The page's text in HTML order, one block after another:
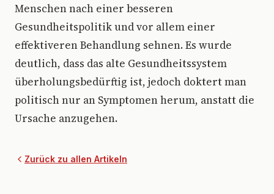
Menschen nach einer besseren
Gesundheitspolitik und vor allem einer
effektiveren Behandlung sehnen. Es wurde
deutlich, dass das alte Gesundheitssystem
überholungsbedürftig ist, jedoch doktert man
politisch nur an Symptomen herum, anstatt die
Ursache anzugehen.
Zurück zu allen Artikeln